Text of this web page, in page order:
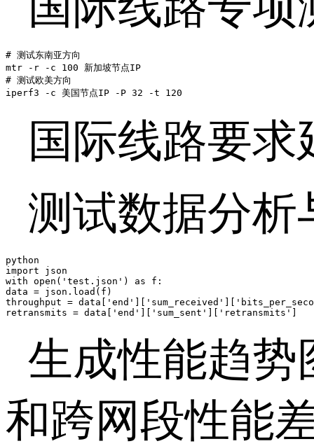
# 测试东南亚方向
mtr -r -c 100 新加坡节点IP
# 测试欧美方向
iperf3 -c 美国节点IP -P 32 -t 120
国际线路要求
测试数据分析
python
import json
with open('test.json') as f:
data = json.load(f)
throughput =
retransmits = data['end']['sum_sent']['retransmits']
生成性能趋势
和跨网段性能